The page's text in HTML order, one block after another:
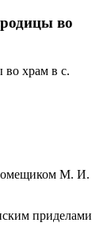
во
М. И.
приделами